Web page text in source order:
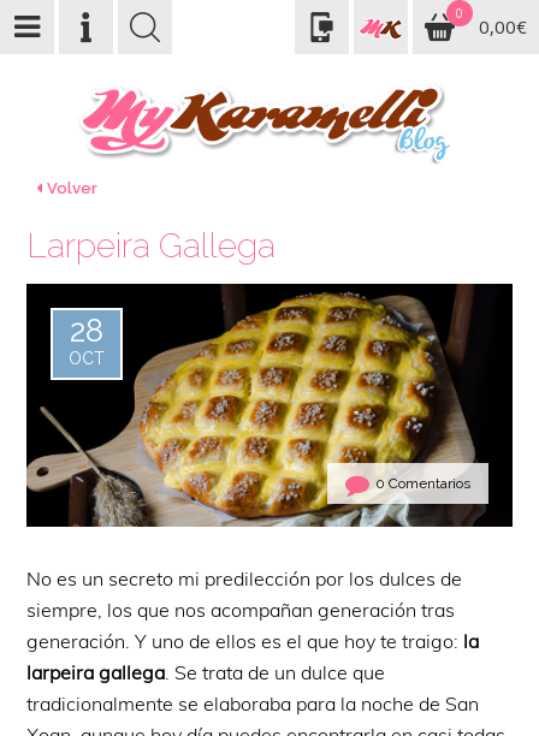
0
0,00€
Volver
Larpeira Gallega
28
OCT
0 Comentarios
No es un secreto mi predilección por los dulces de
siempre, los que nos acompañan generación tras
generación. Y uno de ellos es el que hoy te traigo: la
larpeira gallega . Se trata de un dulce que
tradicionalmente se elaboraba para la noche de San